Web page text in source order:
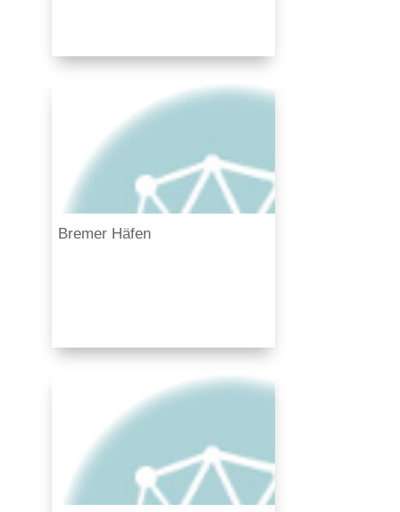
Bremer Häfen